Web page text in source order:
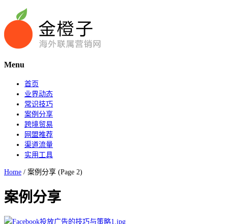
Menu
首页
业界动态
常识技巧
案例分享
跨境贸易
网盟推荐
渠道流量
实用工具
Home / 案例分享 (Page 2)
案例分享